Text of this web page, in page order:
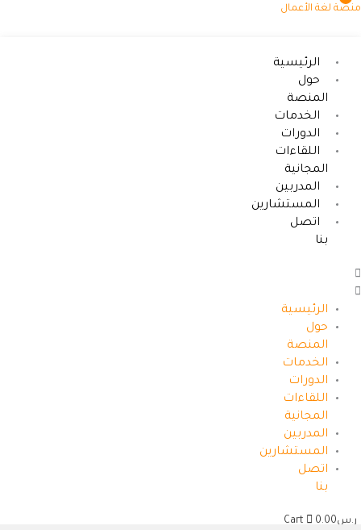
لغة الأعمال
الرئيسية
حول
المنصة
الخدمات
الدورات
اللقاءات
المجانية
المدربين
المستشارين
اتصل
بنا
الرئيسية
حول
المنصة
الخدمات
الدورات
اللقاءات
المجانية
المدربين
المستشارين
اتصل
بنا
0.00
Cart